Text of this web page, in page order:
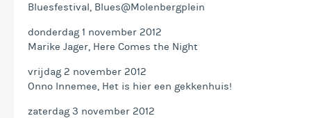
Bluesfestival, Blues@Molenbergplein
donderdag 1 november 2012
Marike Jager, Here Comes the Night
vrijdag 2 november 2012
Onno Innemee, Het is hier een gekkenhuis!
zaterdag 3 november 2012